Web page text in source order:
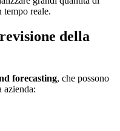
reale.
della
forecasting, che possono
azienda: